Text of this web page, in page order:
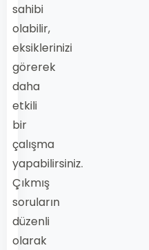
sahibi
olabilir,
eksiklerinizi
görerek
daha
etkili
bir
çalışma
yapabilirsiniz.
Çıkmış
soruların
düzenli
olarak